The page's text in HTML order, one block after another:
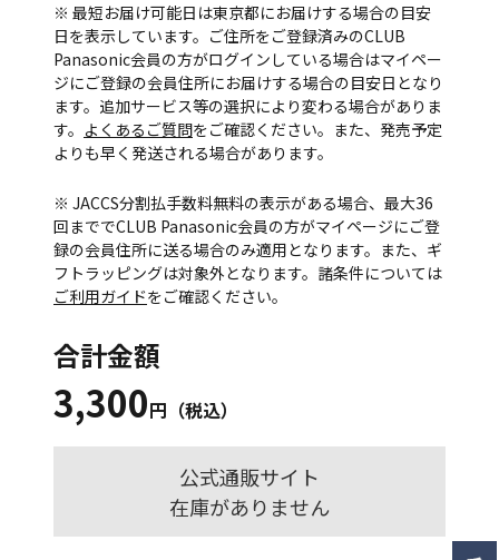
※ 最短お届け可能日は東京都にお届けする場合の目安
日を表示しています。ご住所をご登録済みのCLUB
Panasonic会員の方がログインしている場合はマイペー
ジにご登録の会員住所にお届けする場合の目安日となり
ます。追加サービス等の選択により変わる場合がありま
す。 よくあるご質問をご確認ください。また、発売予定
よりも早く発送される場合があります。
※ JACCS分割払手数料無料の表示がある場合、最大36
回まででCLUB Panasonic会員の方がマイページにご登
録の会員住所に送る場合のみ適用となります。また、ギ
フトラッピングは対象外となります。諸条件については
ご利用ガイドをご確認ください。
合計金額
3,300円（税込）
公式通販サイト
在庫がありません